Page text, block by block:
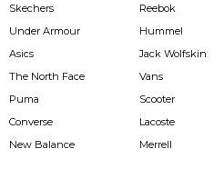
Skechers
Under Armour
Asics
The North Face
Puma
Converse
New Balance
Reebok
Hummel
Jack Wolfskin
Vans
Scooter
Lacoste
Merrell